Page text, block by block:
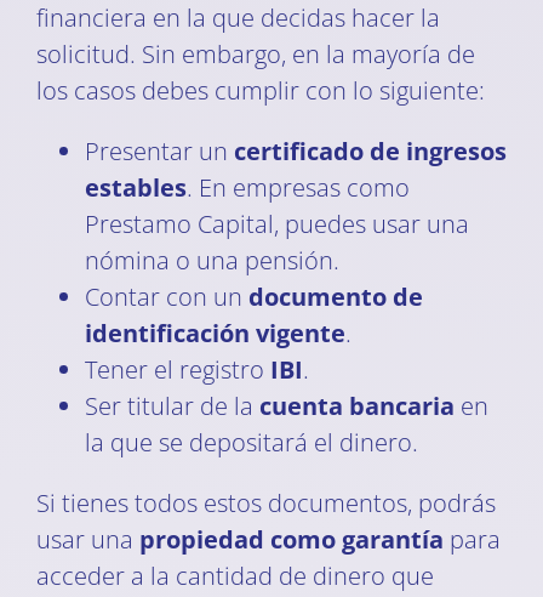
financiera en la que decidas hacer la
solicitud. Sin embargo, en la mayoría de
los casos debes cumplir con lo siguiente:
Presentar un certificado de ingresos
estables. En empresas como
Prestamo Capital, puedes usar una
nómina o una pensión.
Contar con un documento de
identificación vigente.
Tener el registro IBI.
Ser titular de la cuenta bancaria en
la que se depositará el dinero.
Si tienes todos estos documentos, podrás
usar una propiedad como garantía para
acceder a la cantidad de dinero que